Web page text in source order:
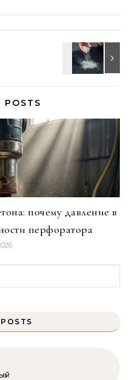
POSTS
почему давление в
перфоратора